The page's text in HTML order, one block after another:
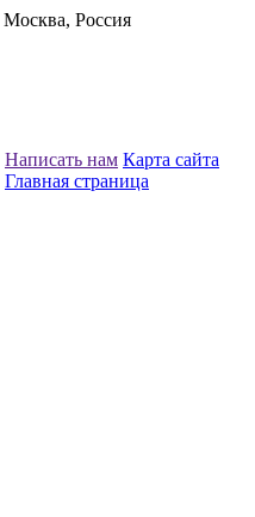
Москва, Россия
Написать нам Карта сайта
Главная страница